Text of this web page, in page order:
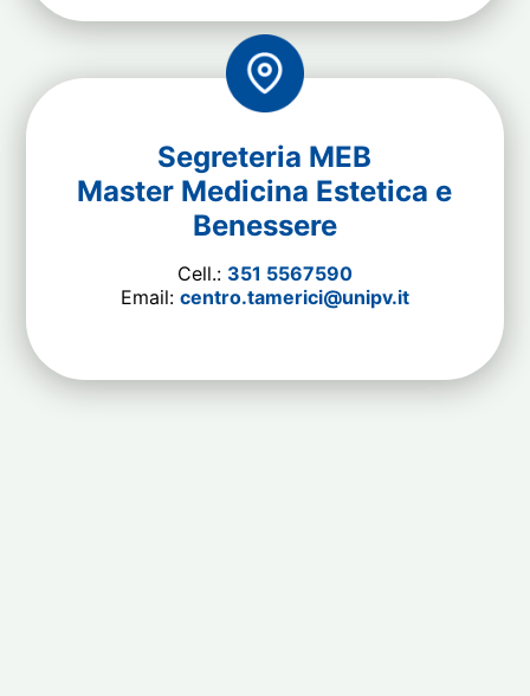
Segreteria MEB
Master Medicina Estetica e
Benessere
Cell.: 351 5567590
Email: centro.tamerici@unipv.it